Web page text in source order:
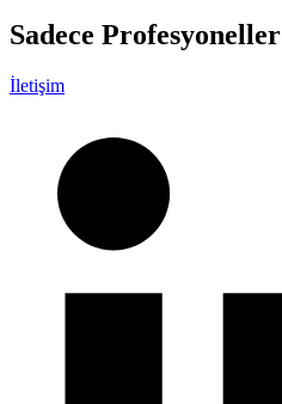
Sadece Profesyoneller
İletişim